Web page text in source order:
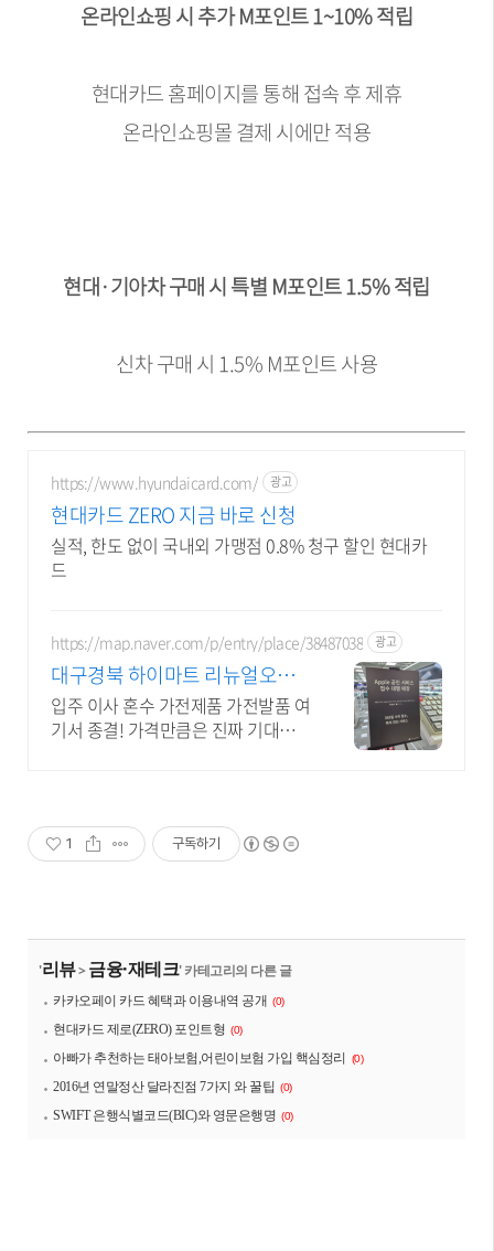
온라인쇼핑 시 추가 M포인트 1~10% 적립
현대카드 홈페이지를 통해 접속 후 제휴
온라인쇼핑몰 결제 시에만 적용
현대·기아차 구매 시 특별 M포인트 1.5% 적립
신차 구매 시 1.5% M포인트 사용
https://www.hyundaicard.com/ 광고
현대카드 ZERO 지금 바로 신청
실적, 한도 없이 국내외 가맹점 0.8% 청구 할인 현대카
드
https://map.naver.com/p/entry/place/38487038 광고
대구경북 하이마트 리뉴얼오픈
롯데하이마트 대구율하마트점
입주 이사 혼수 가전제품 가전발품 여
기서 종결! 가격만큼은 진짜 기대하
1 구독하기
'리뷰>금융·재테크' 카테고리의 다른 글
카카오페이 카드 혜택과 이용내역 공개 (0)
현대카드 제로(ZERO) 포인트형 (0)
아빠가 추천하는 태아보험,어린이보험 가입 핵심정리 (0)
2016년 연말정산 달라진점 7가지 와 꿀팁 (0)
SWIFT 은행식별코드(BIC)와 영문은행명 (0)